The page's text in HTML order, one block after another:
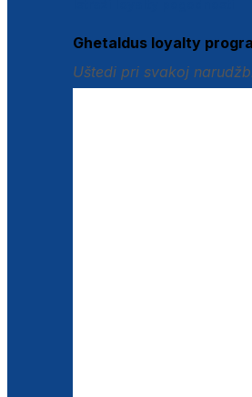
Ghetaldus loyalty
Uštedi pri svakoj